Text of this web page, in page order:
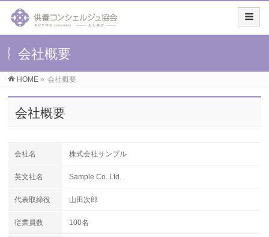
会社概要
HOME » 会社概要
会社概要
会社名 株式会社サンプル
英文社名 Sample Co. Ltd.
代表取締役 山田次郎
従業員数 100名